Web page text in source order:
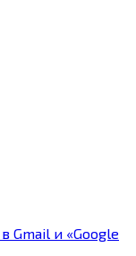
Gmail и «Google